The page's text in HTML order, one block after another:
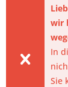
wir
In
Sie